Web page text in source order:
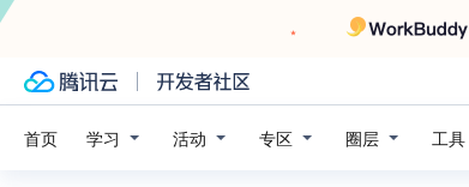
首页 学习 活动 专区 圈层 工具